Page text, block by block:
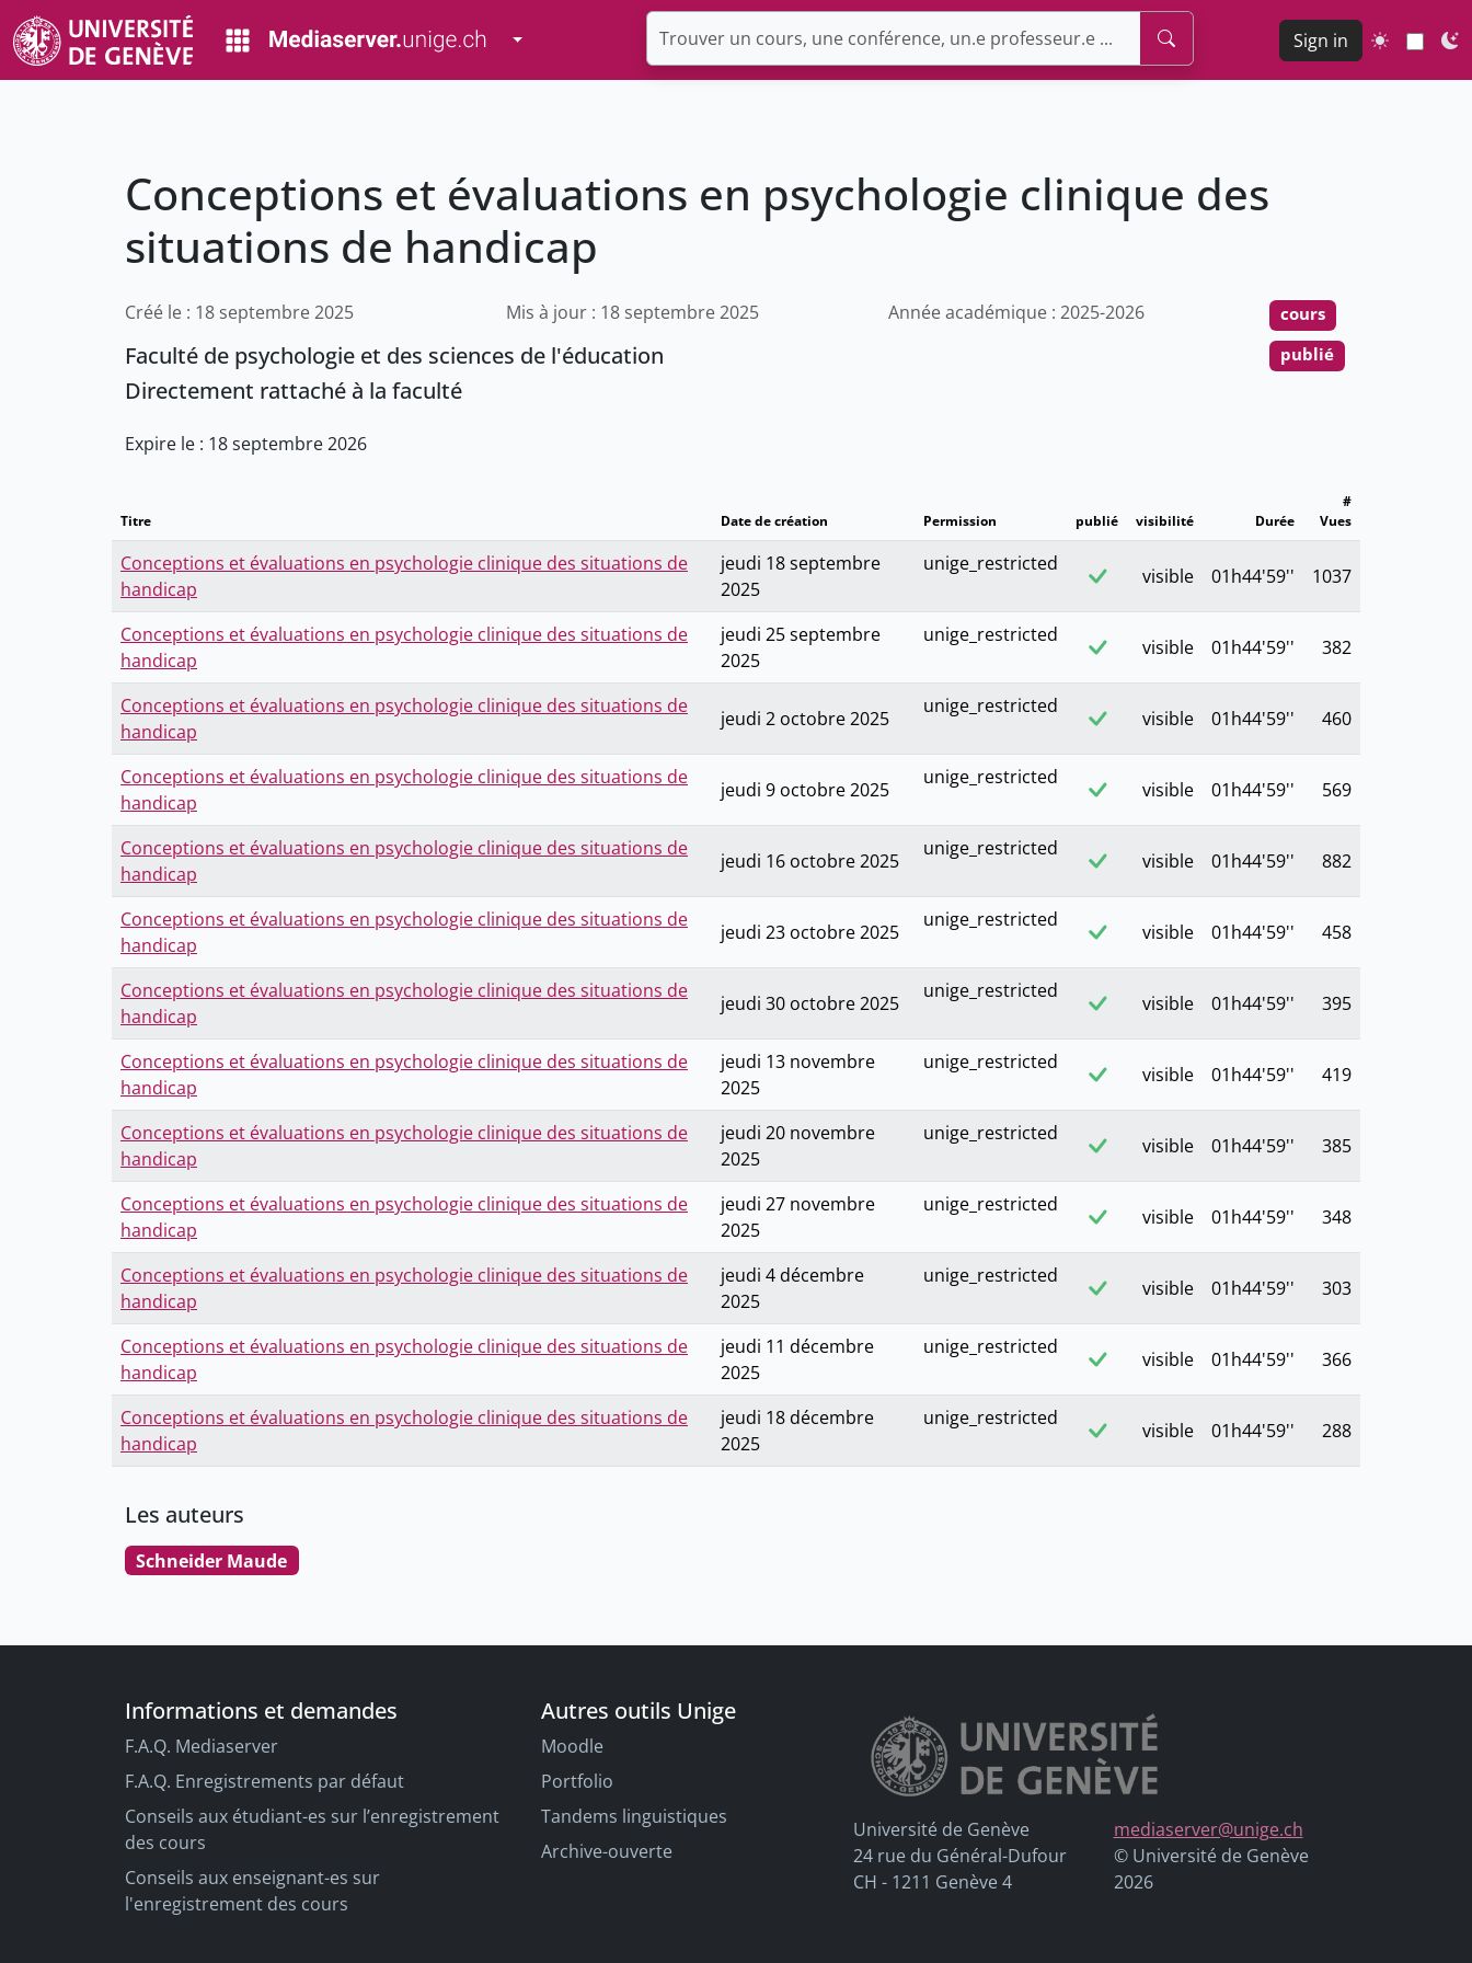
Toggle Dropdown Sign in
Conceptions et évaluations en psychologie clinique des
situations de handicap
Créé le : 18 septembre 2025 Mis à jour : 18 septembre 2025 Année académique : 2025-2026
Faculté de psychologie et des sciences de l'éducation
Directement rattaché à la faculté
Expire le : 18 septembre 2026
cours
publié
Titre Date de création Permission publié visibilité Durée
#
Vues
Conceptions et évaluations en psychologie clinique des situations de
handicap
jeudi 18 septembre
2025
unige_restricted
visible 01h44'59'' 1037
Conceptions et évaluations en psychologie clinique des situations de
handicap
jeudi 25 septembre
2025
unige_restricted
visible 01h44'59'' 382
Conceptions et évaluations en psychologie clinique des situations de
handicap
jeudi 2 octobre 2025
unige_restricted
visible 01h44'59'' 460
Conceptions et évaluations en psychologie clinique des situations de
handicap
jeudi 9 octobre 2025
unige_restricted
visible 01h44'59'' 569
Conceptions et évaluations en psychologie clinique des situations de
handicap
jeudi 16 octobre 2025
unige_restricted
visible 01h44'59'' 882
Conceptions et évaluations en psychologie clinique des situations de
handicap
jeudi 23 octobre 2025
unige_restricted
visible 01h44'59'' 458
Conceptions et évaluations en psychologie clinique des situations de
handicap
jeudi 30 octobre 2025
unige_restricted
visible 01h44'59'' 395
Conceptions et évaluations en psychologie clinique des situations de
handicap
jeudi 13 novembre
2025
unige_restricted
visible 01h44'59'' 419
Conceptions et évaluations en psychologie clinique des situations de
handicap
jeudi 20 novembre
2025
unige_restricted
visible 01h44'59'' 385
Conceptions et évaluations en psychologie clinique des situations de
handicap
jeudi 27 novembre
2025
unige_restricted
visible 01h44'59'' 348
Conceptions et évaluations en psychologie clinique des situations de
handicap
jeudi 4 décembre
2025
unige_restricted
visible 01h44'59'' 303
Conceptions et évaluations en psychologie clinique des situations de
handicap
jeudi 11 décembre
2025
unige_restricted
visible 01h44'59'' 366
Conceptions et évaluations en psychologie clinique des situations de
handicap
jeudi 18 décembre
2025
unige_restricted
visible 01h44'59'' 288
Les auteurs
Schneider Maude
Informations et demandes
F.A.Q. Mediaserver
F.A.Q. Enregistrements par défaut
Conseils aux étudiant-es sur l’enregistrement
des cours
Conseils aux enseignant-es sur
l'enregistrement des cours
Autres outils Unige
Moodle
Portfolio
Tandems linguistiques
Archive-ouverte
Université de Genève
24 rue du Général-Dufour
CH - 1211 Genève 4
mediaserver@unige.ch
© Université de Genève
2026